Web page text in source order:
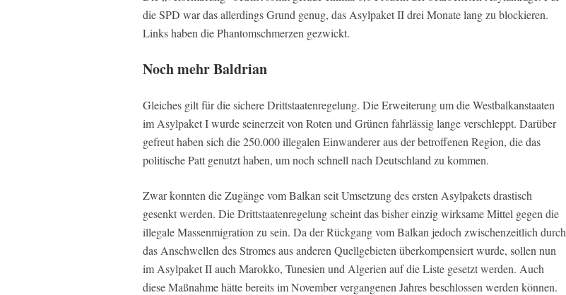
die SPD war das allerdings Grund genug, das Asylpaket II drei Monate lang zu blockieren.
Links haben die Phantomschmerzen gezwickt.
Noch mehr Baldrian
Gleiches gilt für die sichere Drittstaatenregelung. Die Erweiterung um die Westbalkanstaaten
im Asylpaket I wurde seinerzeit von Roten und Grünen fahrlässig lange verschleppt. Darüber
gefreut haben sich die 250.000 illegalen Einwanderer aus der betroffenen Region, die das
politische Patt genutzt haben, um noch schnell nach Deutschland zu kommen.
Zwar konnten die Zugänge vom Balkan seit Umsetzung des ersten Asylpakets drastisch
gesenkt werden. Die Drittstaatenregelung scheint das bisher einzig wirksame Mittel gegen die
illegale Massenmigration zu sein. Da der Rückgang vom Balkan jedoch zwischenzeitlich durch
das Anschwellen des Stromes aus anderen Quellgebieten überkompensiert wurde, sollen nun
im Asylpaket II auch Marokko, Tunesien und Algerien auf die Liste gesetzt werden. Auch
diese Maßnahme hätte bereits im November vergangenen Jahres beschlossen werden können.